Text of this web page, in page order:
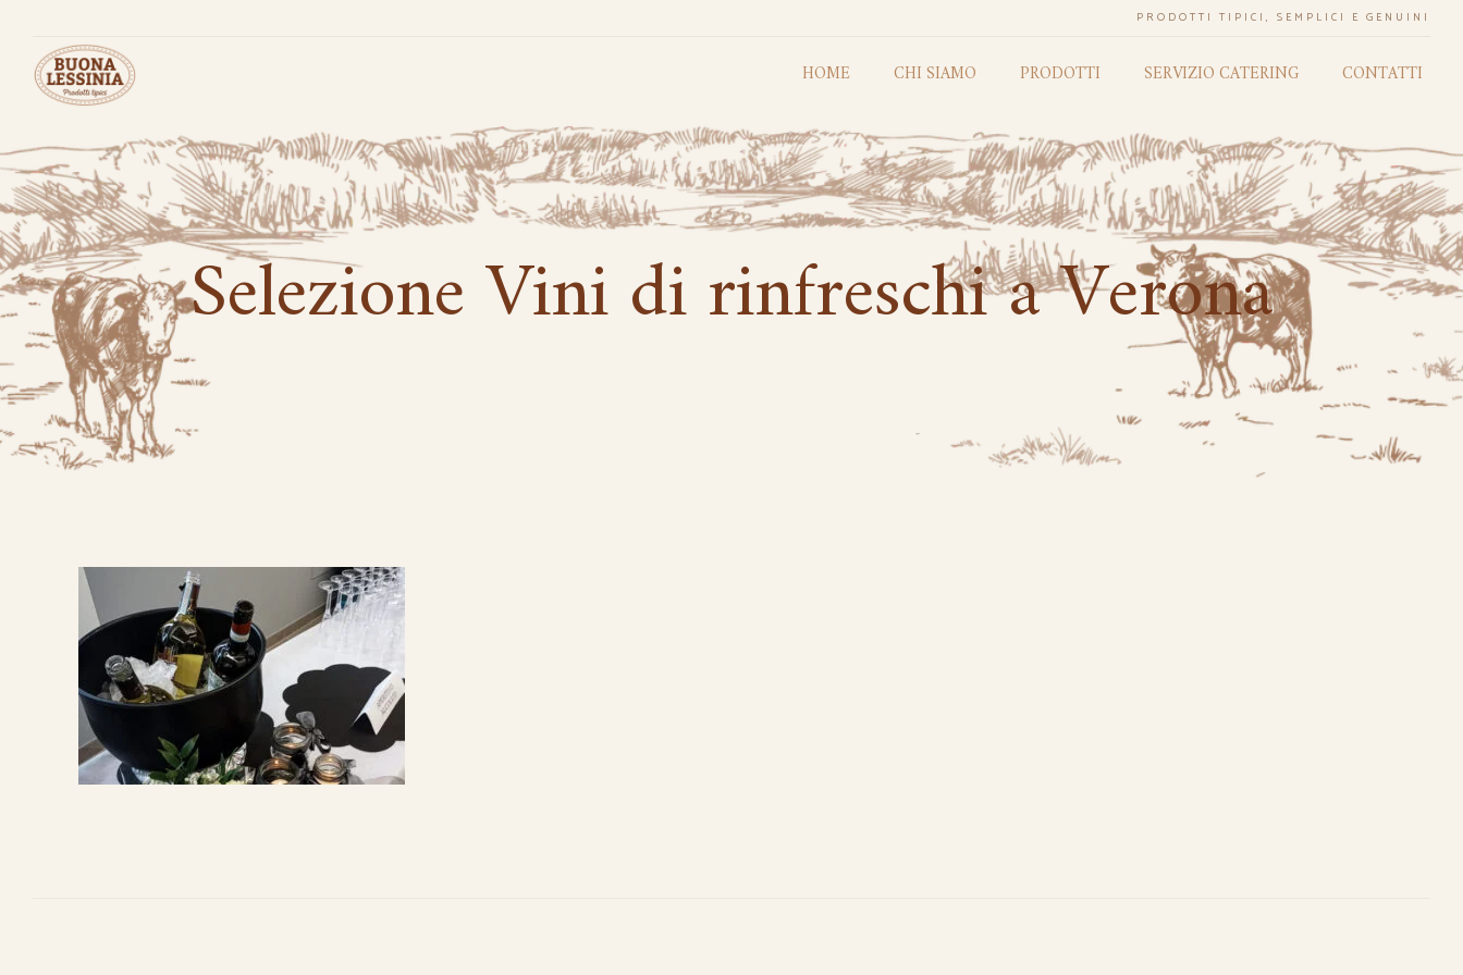
PRODOTTI TIPICI, SEMPLICI E GENUINI
HOME CHI SIAMO PRODOTTI SERVIZIO CATERING CONTATTI
Selezione Vini di rinfreschi a Verona